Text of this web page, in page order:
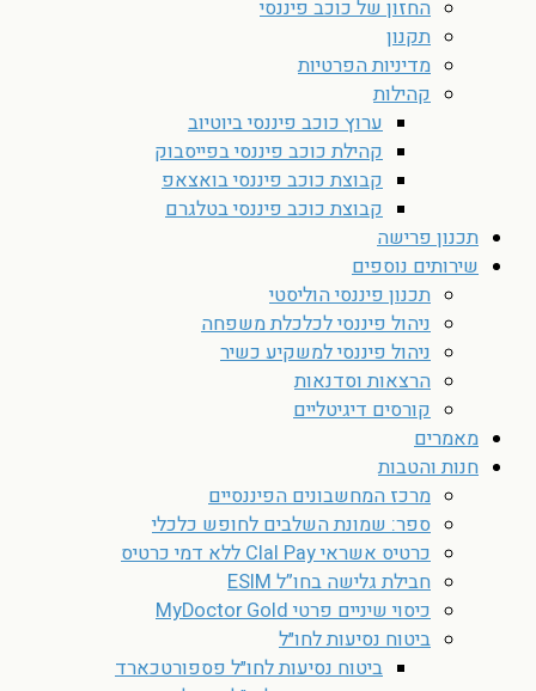
החזון של כוכב פיננסי
תקנון
מדיניות הפרטיות
קהילות
ערוץ כוכב פיננסי ביוטיוב
קהילת כוכב פיננסי בפייסבוק
קבוצת כוכב פיננסי בואצאפ
קבוצת כוכב פיננסי בטלגרם
תכנון פרישה
שירותים נוספים
תכנון פיננסי הוליסטי
ניהול פיננסי לכלכלת משפחה
ניהול פיננסי למשקיע כשיר
הרצאות וסדנאות
קורסים דיגיטליים
מאמרים
חנות והטבות
מרכז המחשבונים הפיננסיים
ספר: שמונת השלבים לחופש כלכלי
כרטיס אשראי Clal Pay ללא דמי כרטיס
חבילת גלישה בחו”ל ESIM
כיסוי שיניים פרטי MyDoctor Gold
ביטוח נסיעות לחו״ל
ביטוח נסיעות לחו״ל פספורטכארד